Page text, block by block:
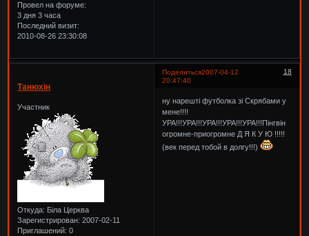
Провел на форуме:
3 дня 3 часа
Последний визит:
2010-08-26 23:30:08
Поделиться 18
2007-04-12
20:47:40
Танюхін
Участник
Откуда: Біла Церква
Зарегистрирован: 2007-02-11
Приглашений: 0
ну нарешті футболка зі Скрябами у
мене!!!!
УРА!!!УРА!!!УРА!!!УРА!!!УРА!!!Пінгвін
огромне-приогромне Д Я К У Ю !!!!!
(век перед тобой в долгу!!!)